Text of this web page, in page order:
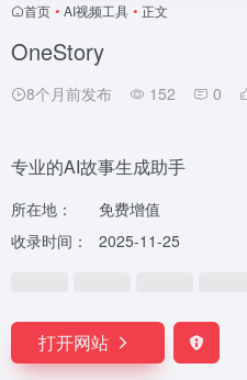
首页 • AI视频工具 • 正文
OneStory
8个月前发布 152 0
专业的AI故事生成助手
所在地：
免费增值
收录时间：
2025-11-25
打开网站